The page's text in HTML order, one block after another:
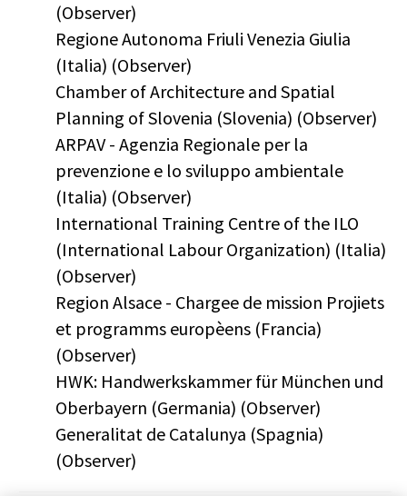
(Observer)
Regione Autonoma Friuli Venezia Giulia
(Italia) (Observer)
Chamber of Architecture and Spatial
Planning of Slovenia (Slovenia) (Observer)
ARPAV - Agenzia Regionale per la
prevenzione e lo sviluppo ambientale
(Italia) (Observer)
International Training Centre of the ILO
(International Labour Organization) (Italia)
(Observer)
Region Alsace - Chargee de mission Projiets
et programms europèens (Francia)
(Observer)
HWK: Handwerkskammer für München und
Oberbayern (Germania) (Observer)
Generalitat de Catalunya (Spagnia)
(Observer)